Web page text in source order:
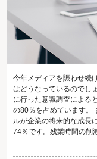
今年メディアを賑わせ続
はどうなっているのでし
に行った意識調査による
の80％を占めています。
ルが企業の将来的な成長
74％です。残業時間の削
との実感がある一方で